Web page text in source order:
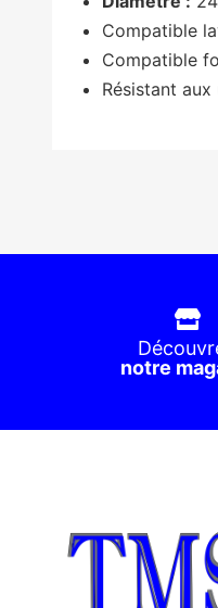
Compatible
Compatible
Résistant
notre